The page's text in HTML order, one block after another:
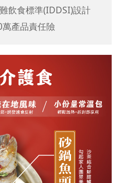
飲食標準(IDDSI)設計
產品責任險